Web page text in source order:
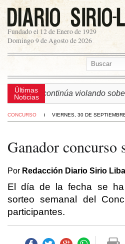
Fundado el 12 de Enero de 1929
Domingo 9 de Agosto de 2026
Últimas
Noticias
israelí continúa violando
CONCURSO VIERNES, 30 DE
Ganador concurso
Por Redacción Diario Sirio
El día de la fecha se
sorteo semanal del
participantes.